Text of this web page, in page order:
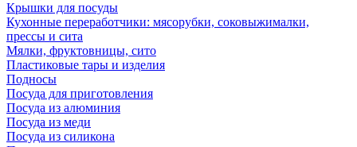
Крышки для посуды
Кухонные переработчики: мясорубки, соковыжималки,
прессы и сита
Мялки, фруктовницы, сито
Пластиковые тары и изделия
Подносы
Посуда для приготовления
Посуда из алюминия
Посуда из меди
Посуда из силикона